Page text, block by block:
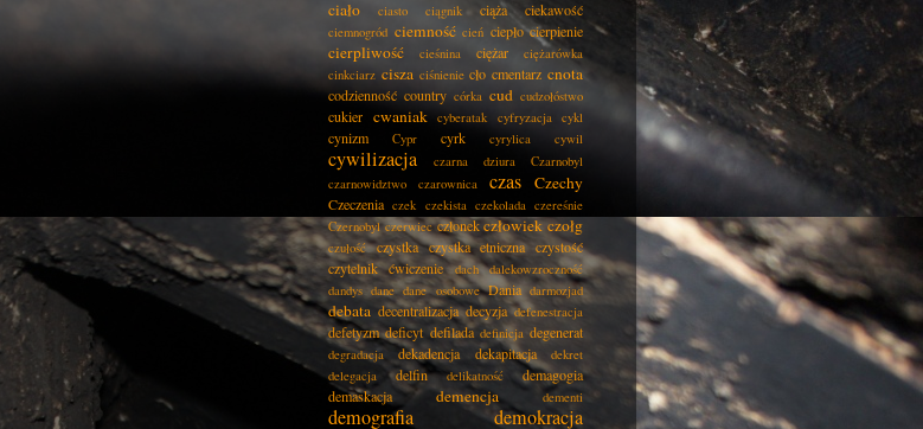
ciało ciasto ciągnik ciąża ciekawość
ciemnogród ciemność cień ciepło cierpienie
cierpliwość cieśnina ciężar
ciężarówka
cinkciarz cisza ciśnienie cło cmentarz cnota
codzienność country córka cud cudzołóstwo
cukier cwaniak cyberatak cyfryzacja cykl
cynizm Cypr cyrk cyrylica cywil
cywilizacja czarna dziura
Czarnobyl
czarnowidztwo
czarownica czas Czechy
Czeczenia czek czekista czekolada czereśnie
Czernobyl czerwiec członek człowiek czołg
czułość czystka czystka etniczna czystość
czytelnik ćwiczenie dach
dalekowzroczność
dandys dane dane osobowe Dania darmozjad
debata decentralizacja decyzja defenestracja
defetyzm deficyt defilada definicja degenerat
degradacja dekadencja dekapitacja
dekret
delegacja
delfin delikatność
demagogia
demaskacja
demencja dementi
demografia
demokracja